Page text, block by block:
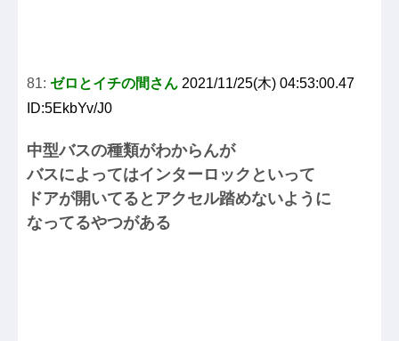
81: ゼロとイチの間さん 2021/11/25(木) 04:53:00.47
ID:5EkbYv/J0
中型バスの種類がわからんが
バスによってはインターロックといって
ドアが開いてるとアクセル踏めないように
なってるやつがある